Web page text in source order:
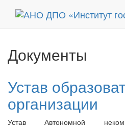
Документы
Устав
организации
Устав Автономной